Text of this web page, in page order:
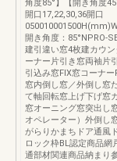
角度85°】【開き角度
開口17,22,30,36開口
開き角度：85°NPRO-
建引違い窓4枚建カウ
ーナー片引き窓両袖片
引込み窓FIX窓コーナ
窓内倒し窓／外倒し窓
て軸回転窓上げ下げ窓
窓オーニング窓突出し
オペレーター）外倒し
がらりかまちドア通風
ロック枠BL認定商品網
通部材関連商品納まり